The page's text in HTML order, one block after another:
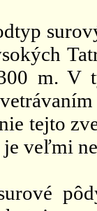
m. V
tejto
veľmi